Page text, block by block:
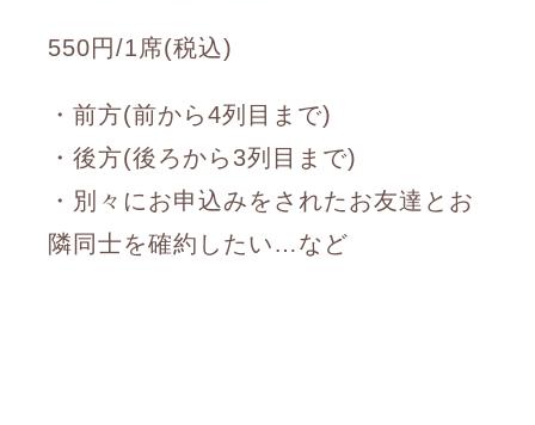
550円/1席(税込)
・前方(前から4列目まで)
・後方(後ろから3列目まで)
・別々にお申込みをされたお友達とお
隣同士を確約したい…など